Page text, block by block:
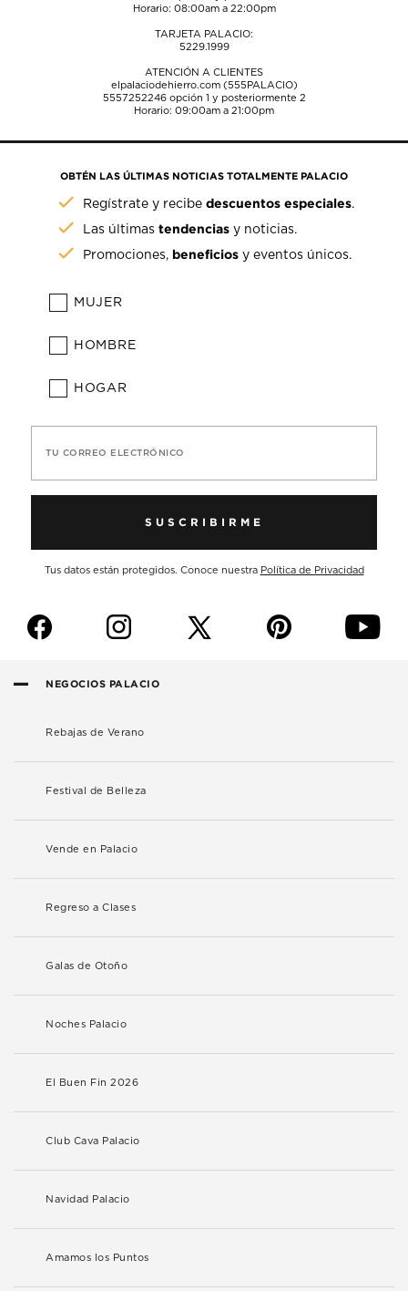
Horario: 08:00am a 22:00pm
TARJETA PALACIO:
5229.1999
ATENCIÓN A CLIENTES
elpalaciodehierro.com (555PALACIO)
5557252246opción 1 y posteriormente 2
Horario: 09:00am a 21:00pm
OBTÉN LAS ÚLTIMAS NOTICIAS TOTALMENTE PALACIO
Regístrate y recibedescuentos especiales.
Las últimastendencias y noticias.
Promociones, beneficios y eventos únicos.
MUJER
HOMBRE
HOGAR
TU CORREO ELECTRÓNICO
SUSCRIBIRME
Tus datos están protegidos. Conoce nuestra Política de Privacidad
f i p y
NEGOCIOS PALACIO
Rebajas de Verano
Festival de Belleza
Vende en Palacio
Regreso a Clases
Galas de Otoño
Noches Palacio
El Buen Fin 2026
Club Cava Palacio
Navidad Palacio
Amamos los Puntos